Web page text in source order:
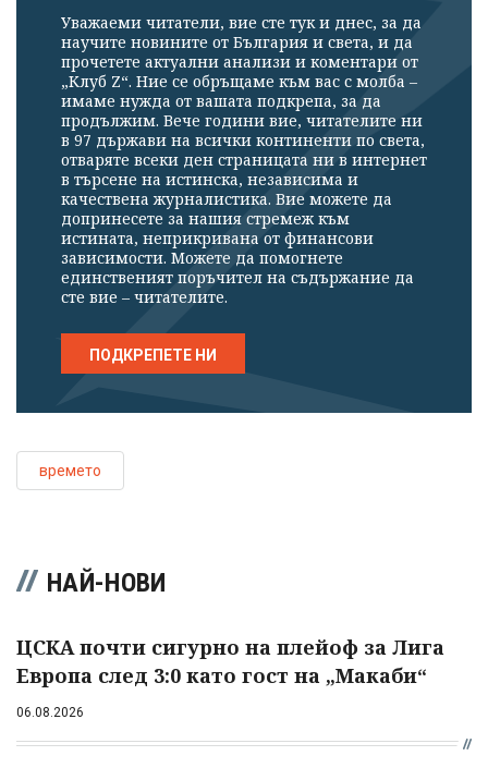
Уважаеми читатели, вие сте тук и днес, за да
научите новините от България и света, и да
прочетете актуални анализи и коментари от
„Клуб Z“. Ние се обръщаме към вас с молба –
имаме нужда от вашата подкрепа, за да
продължим. Вече години вие, читателите ни
в 97 държави на всички континенти по света,
отваряте всеки ден страницата ни в интернет
в търсене на истинска, независима и
качествена журналистика. Вие можете да
допринесете за нашия стремеж към
истината, неприкривана от финансови
зависимости. Можете да помогнете
единственият поръчител на съдържание да
сте вие – читателите.
ПОДКРЕПЕТЕ НИ
времето
НАЙ-НОВИ
ЦСКА почти сигурно на плейоф за Лига
Европа след 3:0 като гост на „Макаби“
06.08.2026